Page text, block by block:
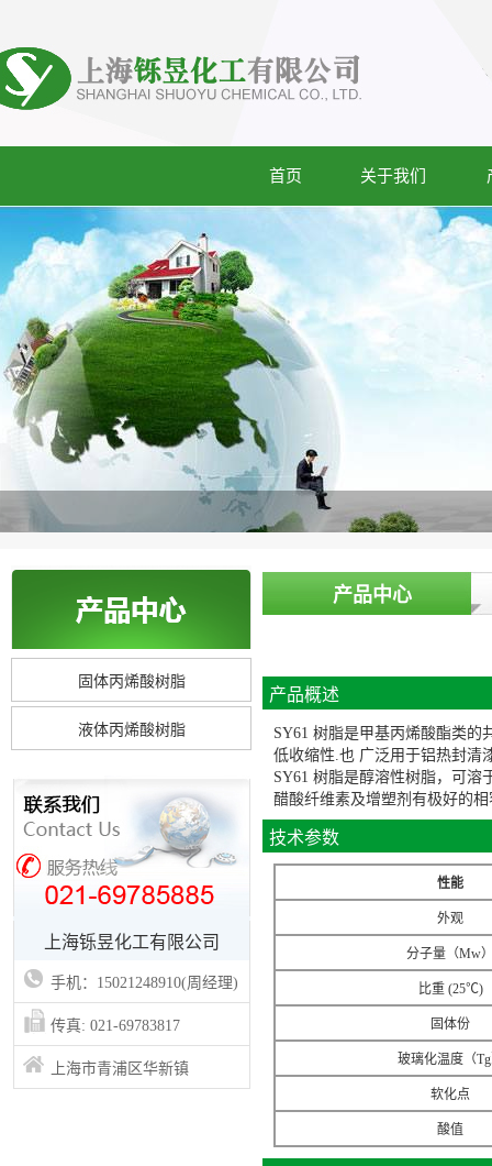
首页 关于我们
固体丙烯酸树脂
液体丙烯酸树脂
上海铄昱化工有限公司
手机：15021248910(周经理)
传真: 021-69783817
上海市青浦区华新镇
产品中心
产品概述
SY61 树脂是甲基丙烯酸酯类
低收缩性.也 广泛用于铝热封清
SY61 树脂是醇溶性树脂，可
醋酸纤维素及增塑剂有极好的
技术参数
性能
外观
分子量（Mw
比重 (25℃)
固体份
玻璃化温度（
软化点
酸值